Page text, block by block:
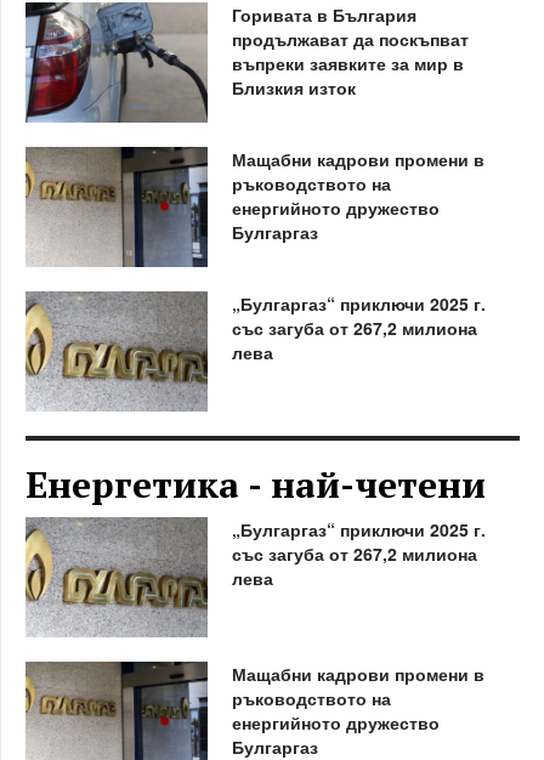
Горивата в България
продължават да поскъпват
въпреки заявките за мир в
Близкия изток
Мащабни кадрови промени в
ръководството на
енергийното дружество
Булгаргаз
„Булгаргаз“ приключи 2025 г.
със загуба от 267,2 милиона
лева
Енергетика - най-четени
„Булгаргаз“ приключи 2025 г.
със загуба от 267,2 милиона
лева
Мащабни кадрови промени в
ръководството на
енергийното дружество
Булгаргаз